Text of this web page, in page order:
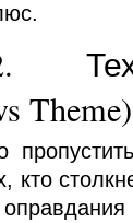
Theme)
кто